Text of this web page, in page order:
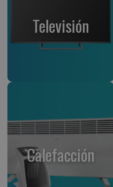
Televisión
Calefacción